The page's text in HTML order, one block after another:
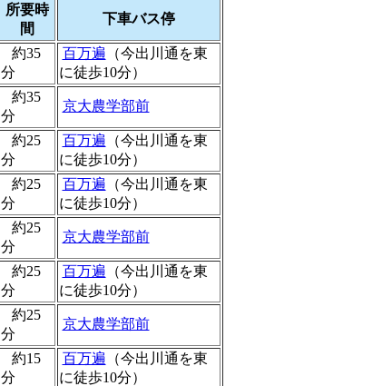
所要時
間
下車バス停
約35
分
百万遍 （今出川通を東
に徒歩10分）
約35
分
京大農学部前
約25
分
百万遍 （今出川通を東
に徒歩10分）
約25
分
百万遍 （今出川通を東
に徒歩10分）
約25
分
京大農学部前
約25
分
百万遍 （今出川通を東
に徒歩10分）
約25
分
京大農学部前
約15
分
百万遍 （今出川通を東
に徒歩10分）